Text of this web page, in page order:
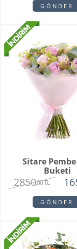
GÖNDER
Sitare
Buketi
2850,00 TL
GÖNDER